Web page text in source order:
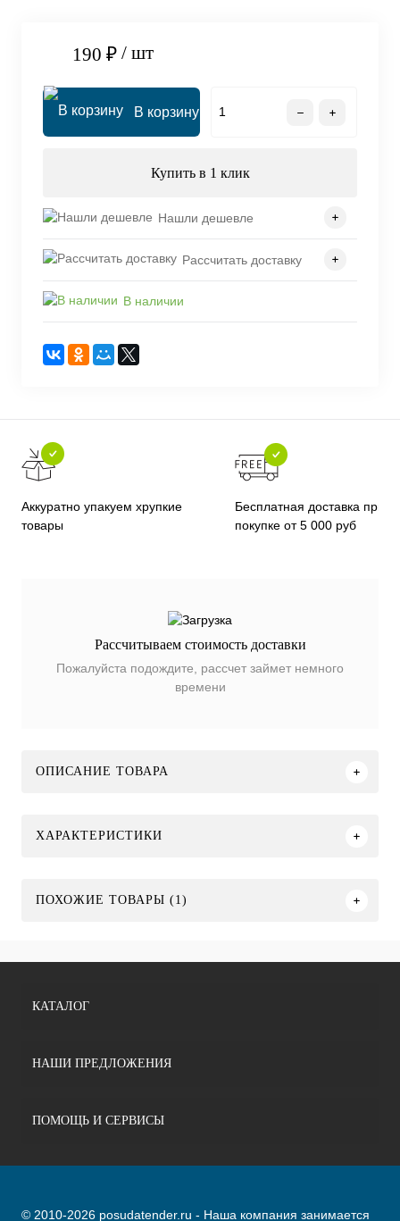
190 ₽ / шт
В корзину
Купить в 1 клик
Нашли дешевле
Рассчитать доставку
В наличии
Аккуратно упакуем хрупкие
товары
Бесплатная доставка при
покупке от 5 000 руб
Рассчитываем стоимость доставки
Пожалуйста подождите, рассчет займет немного
времени
ОПИСАНИЕ ТОВАРА
ХАРАКТЕРИСТИКИ
ПОХОЖИЕ ТОВАРЫ (1)
КАТАЛОГ
НАШИ ПРЕДЛОЖЕНИЯ
ПОМОЩЬ И СЕРВИСЫ
© 2010-2026 posudatender.ru - Наша компания занимается